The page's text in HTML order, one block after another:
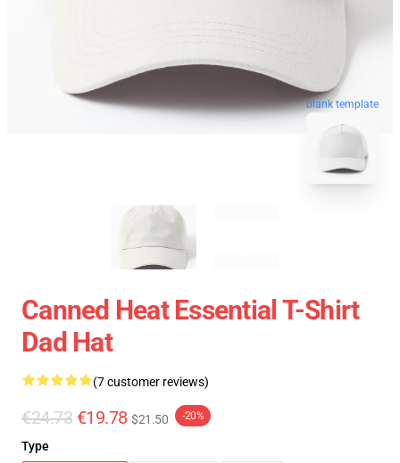
blank template
Canned Heat Essential T-Shirt
Dad Hat
(7 customer reviews)
€24.73 €19.78 $21.50 -20%
Type